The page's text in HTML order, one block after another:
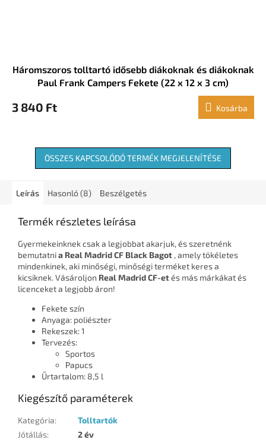
Háromszoros tolltartó idősebb diákoknak és diákoknak
Paul Frank Campers Fekete (22 x 12 x 3 cm)
3 840 Ft Kosárba
ÖSSZES KAPCSOLÓDÓ TERMÉK MEGJELENÍTÉSE
Leírás Hasonló (8) Beszélgetés
Termék részletes leírása
Gyermekeinknek csak a legjobbat akarjuk, és szeretnénk
bemutatnia Real Madrid CF Black Bagot , amely tökéletes
mindenkinek, aki minőségi, minőségi terméket keres a
kicsiknek. Vásároljon Real Madrid CF-etés más márkákat és
licenceket a legjobb áron!
Fekete szín
Anyaga: poliészter
Rekeszek: 1
Tervezés:
Sportos
Papucs
Űrtartalom: 8,5 l
Kiegészítő paraméterek
Kategória:
Tolltartók
Jótállás:
2 év